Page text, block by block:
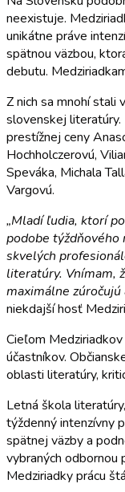
neexistuje.
unikátne práve
spätnou väzbou,
debutu.
Z nich sa mnohí stali
slovenskej literatúry.
prestížnej ceny
Hochholczerovú,
Speváka, Michala
Vargovú.
„Mladí ľudia, ktorí
podobe
skvelých
literatúry. Vnímam,
maximálne zúročujú
niekdajší hosť
Cieľom
účastníkov.
oblasti literatúry,
Letná škola
týždenný intenzívny
spätnej väzby a
vybraných odbornou
Medziriadky prácu